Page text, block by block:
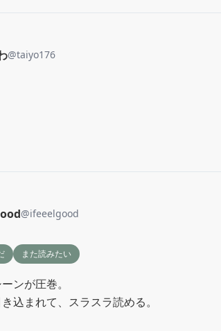
@taiyo176
@ifeeelgood
また読みたい
ンが圧巻。
込まれて、スラスラ読める。